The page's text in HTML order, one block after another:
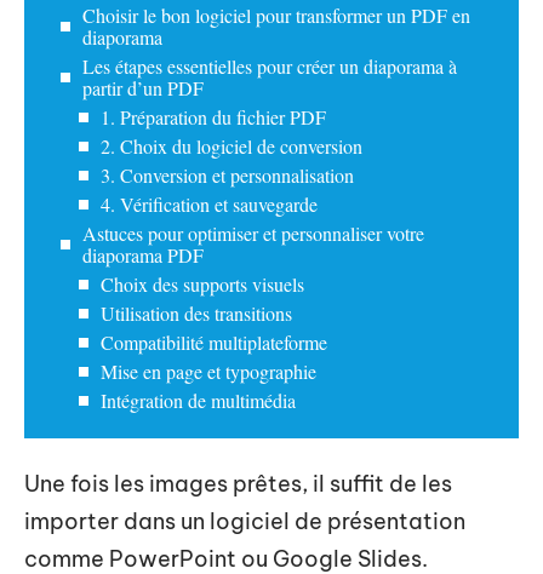
Choisir le bon logiciel pour transformer un PDF en
diaporama
Les étapes essentielles pour créer un diaporama à
partir d’un PDF
1. Préparation du fichier PDF
2. Choix du logiciel de conversion
3. Conversion et personnalisation
4. Vérification et sauvegarde
Astuces pour optimiser et personnaliser votre
diaporama PDF
Choix des supports visuels
Utilisation des transitions
Compatibilité multiplateforme
Mise en page et typographie
Intégration de multimédia
Une fois les images prêtes, il suffit de les
importer dans un logiciel de présentation
comme PowerPoint ou Google Slides.